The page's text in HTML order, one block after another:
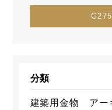
分類
建築用金物 アー